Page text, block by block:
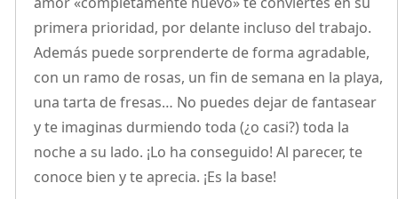
primera prioridad, por delante incluso del trabajo.
Además puede sorprenderte de forma agradable,
con un ramo de rosas, un fin de semana en la playa,
una tarta de fresas… No puedes dejar de fantasear
y te imaginas durmiendo toda (¿o casi?) toda la
noche a su lado. ¡Lo ha conseguido! Al parecer, te
conoce bien y te aprecia. ¡Es la base!